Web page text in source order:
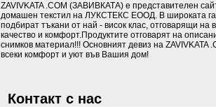
ZAVIVKATA .COM (ЗАВИВКАТА) е представителен
домашен текстил на ЛУКСТЕКС ЕООД. В широката
подбират тъкани от най - висок клас, отговарящи на
качество и комфорт.Продуктите отговарят на
снимков материал!!! Основният девиз на ZAVIVKATA
всеки комфорт и уют във Вашия дом!
Контакт с нас